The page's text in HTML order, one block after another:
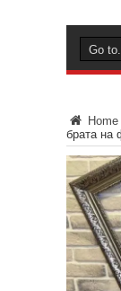
Home
брата на